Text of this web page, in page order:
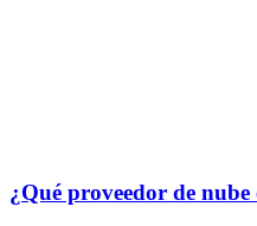
¿Qué proveedor de